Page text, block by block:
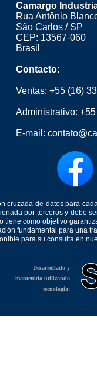
Camargo
Rua Antônio
São Carlos / SP
CEP: 13567-060
Brasil
Contacto:
Ventas: +55 (16)
Administrativo:
E-mail:
cruzada de datos para
por terceros y debe
tiene como objetivo
fundamental para una
para su consulta en
Desarrollado y
mantenido utilizando
tecnología: